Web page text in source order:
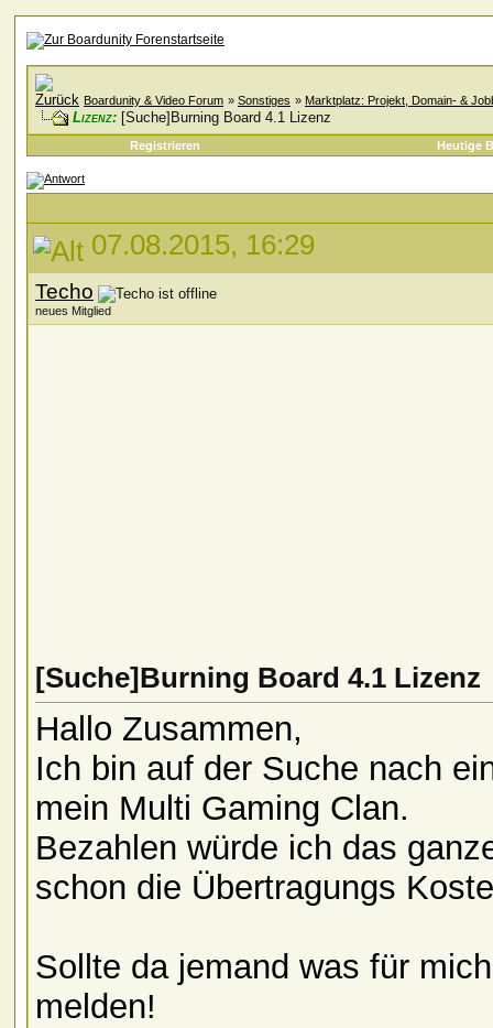
Boardunity & Video Forum » Sonstiges » Marktplatz: Projekt, Domain- &
Lizenz: [Suche]Burning Board 4.1 Lizenz
Registrieren Heutige
07.08.2015, 16:29
Techo
neues Mitglied
[Suche]Burning Board 4.1 Lizenz
Hallo Zusammen,
Ich bin auf der Suche nach
mein Multi Gaming Clan.
Bezahlen würde ich das
schon die Übertragungs
Sollte da jemand was für
melden!